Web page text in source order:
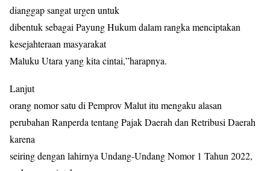
dianggap sangat urgen untuk
dibentuk sebagai Payung Hukum dalam rangka menciptakan
kesejahteraan masyarakat
Maluku Utara yang kita cintai,”harapnya.
Lanjut
orang nomor satu di Pemprov Malut itu mengaku alasan
perubahan Ranperda tentangPajak Daerah dan Retribusi Daerah
karena
seiring dengan lahirnya Undang-Undang Nomor 1 Tahun 2022,